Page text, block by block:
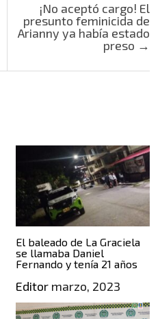
¡No aceptó cargo! El
presunto feminicida de
Arianny ya había estado
preso →
El baleado de La Graciela
se llamaba Daniel
Fernando y tenía 21 años
Editormarzo, 2023